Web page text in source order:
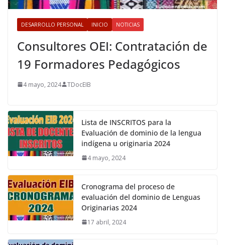
DESARROLLO PERSONAL INICIO NOTICIAS
Consultores OEI: Contratación de
19 Formadores Pedagógicos
4 mayo, 2024 TDocEIB
Lista de INSCRITOS para la
Evaluación de dominio de la lengua
indígena u originaria 2024
4 mayo, 2024
Cronograma del proceso de
evaluación del dominio de Lenguas
Originarias 2024
17 abril, 2024